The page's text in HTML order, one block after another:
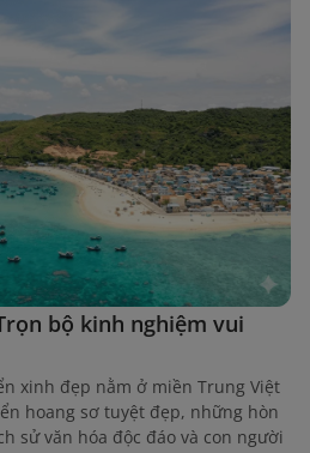
bộ kinh nghiệm vui
xinh đẹp nằm ở miền Trung Việt
hoang sơ tuyệt đẹp, những hòn
sử văn hóa độc đáo và con người